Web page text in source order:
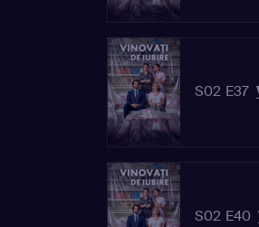
S02 E37
S02 E40